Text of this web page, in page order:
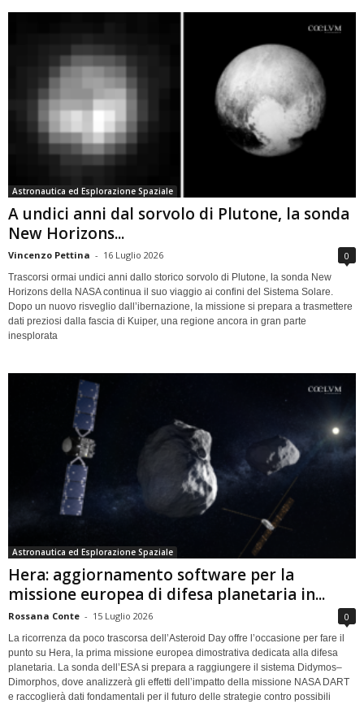
Astronautica ed Esplorazione Spaziale
A undici anni dal sorvolo di Plutone, la sonda
New Horizons...
Vincenzo Pettina - 16 Luglio 2026 0
Trascorsi ormai undici anni dallo storico sorvolo di Plutone, la sonda New
Horizons della NASA continua il suo viaggio ai confini del Sistema Solare.
Dopo un nuovo risveglio dall’ibernazione, la missione si prepara a trasmettere
dati preziosi dalla fascia di Kuiper, una regione ancora in gran parte
inesplorata
Astronautica ed Esplorazione Spaziale
Hera: aggiornamento software per la
missione europea di difesa planetaria in...
Rossana Conte - 15 Luglio 2026 0
La ricorrenza da poco trascorsa dell’Asteroid Day offre l’occasione per fare il
punto su Hera, la prima missione europea dimostrativa dedicata alla difesa
planetaria. La sonda dell’ESA si prepara a raggiungere il sistema Didymos–
Dimorphos, dove analizzerà gli effetti dell’impatto della missione NASA DART
e raccoglierà dati fondamentali per il futuro delle strategie contro possibili